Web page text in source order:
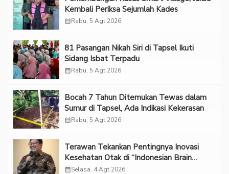
Kembali Periksa Sejumlah Kades
calendar_monthRabu, 5 Agt 2026
81 Pasangan Nikah Siri di Tapsel Ikuti
Sidang Isbat Terpadu
calendar_monthRabu, 5 Agt 2026
Bocah 7 Tahun Ditemukan Tewas dalam
Sumur di Tapsel, Ada Indikasi Kekerasan
calendar_monthRabu, 5 Agt 2026
Terawan Tekankan Pentingnya Inovasi
Kesehatan Otak di “Indonesian Brain
Forum 2026 UPN Veteran Jakarta”
calendar_monthSelasa, 4 Agt 2026